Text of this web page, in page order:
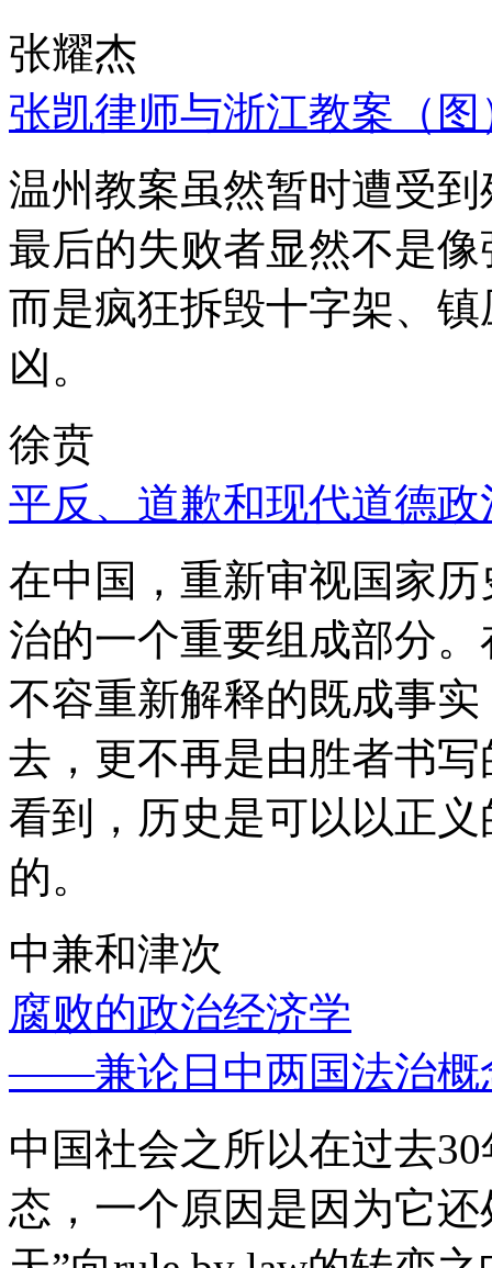
张耀杰
张凯律师与浙江教案（图
温州教案虽然暂时遭受
最后的失败者显然不是
而是疯狂拆毁十字架、
凶。
徐贲
平反、道歉和现代道德政
在中国，重新审视国家
治的一个重要组成部分
不容重新解释的既成事
去，更不再是由胜者书
看到，历史是可以以正
的。
中兼和津次
腐败的政治经济学
——兼论日中两国法治概
中国社会之所以在过去
态，一个原因是因为它